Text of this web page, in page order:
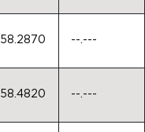
58.2870 --.---
58.4820 --.---